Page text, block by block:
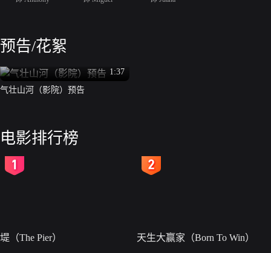
预告/花絮
1:37
气壮山河（影院）预告
电影排行榜
堤（The Pier） 天生大赢家（Born To Win）